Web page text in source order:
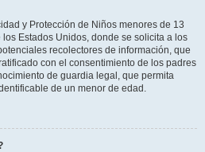
y Protección de Niños menores de 13
Estados Unidos, donde se solicita a los
recolectores de información, que
con el consentimiento de los padres
de guardia legal, que permita
de un menor de edad.